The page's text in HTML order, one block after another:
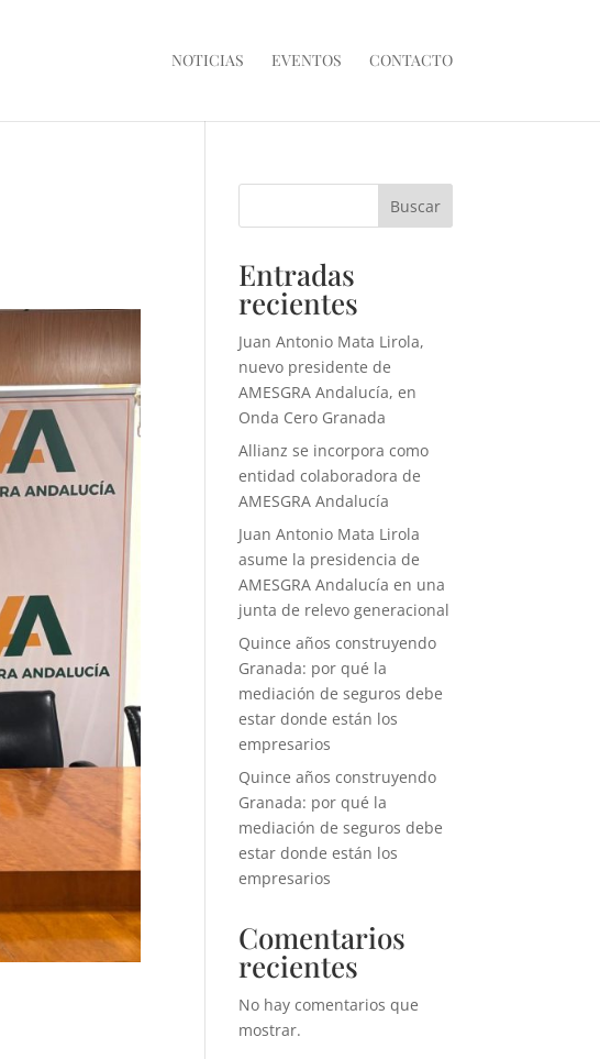
NOTICIAS EVENTOS CONTACTO
Buscar
Entradas
recientes
Juan Antonio Mata Lirola,
nuevo presidente de
AMESGRA Andalucía, en
Onda Cero Granada
Allianz se incorpora como
entidad colaboradora de
AMESGRA Andalucía
Juan Antonio Mata Lirola
asume la presidencia de
AMESGRA Andalucía en una
junta de relevo generacional
Quince años construyendo
Granada: por qué la
mediación de seguros debe
estar donde están los
empresarios
Quince años construyendo
Granada: por qué la
mediación de seguros debe
estar donde están los
empresarios
Comentarios
recientes
No hay comentarios que
mostrar.